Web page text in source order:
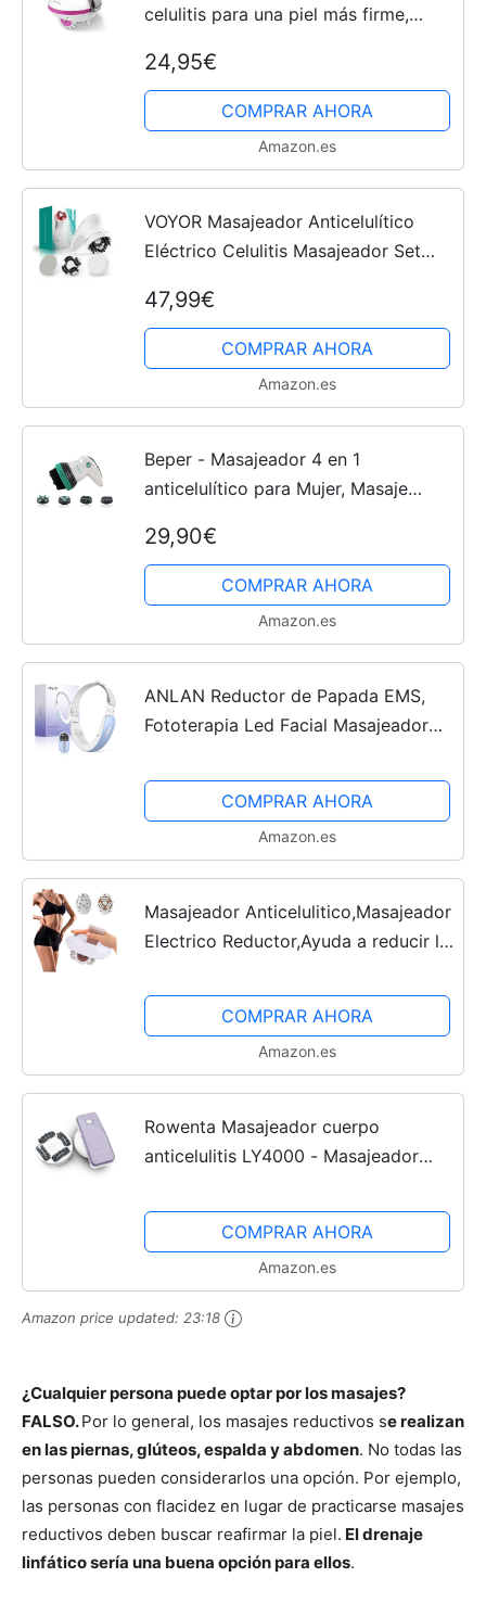
celulitis para una piel más firme,
rotativos y 2 intensidades de masaje
24,95€
COMPRAR AHORA
Amazon.es
VOYOR Masajeador Anticelulítico
Eléctrico Celulitis Masajeador Set
Mano Brazo Cuello Pie Cuerpo, 3
Cabezas Muti-funcionales,...
47,99€
COMPRAR AHORA
Amazon.es
Beper - Masajeador 4 en 1
anticelulítico para Mujer, Masaje
Tonificación y Reafirmación, Potencia
Ajustable
29,90€
COMPRAR AHORA
Amazon.es
ANLAN Reductor de Papada EMS,
Fototerapia Led Facial Masajeador
Facial, Belleza Dispositivos de Uso
Doméstico
COMPRAR AHORA
Amazon.es
Masajeador Anticelulitico,Masajeador
Electrico Reductor,Ayuda a reducir la
Cervicales,Espalda,Piernas,Gluteos,Br
azos,Cabeza,Pies,etc....
COMPRAR AHORA
Amazon.es
Rowenta Masajeador cuerpo
anticelulitis LY4000 - Masajeador
reafirmante, tonificación y
reafirmación, 2 velocidades...
COMPRAR AHORA
Amazon.es
Amazon price updated: 23:18
¿Cualquier persona puede optar por los masajes?
FALSO.Por lo general, los masajes reductivos se realizan
en las piernas, glúteos, espalda y abdomen. No todas las
personas pueden considerarlos una opción. Por ejemplo,
las personas con flacidez en lugar de practicarse masajes
reductivos deben buscar reafirmar la piel. El drenaje
linfático sería una buena opción para ellos.